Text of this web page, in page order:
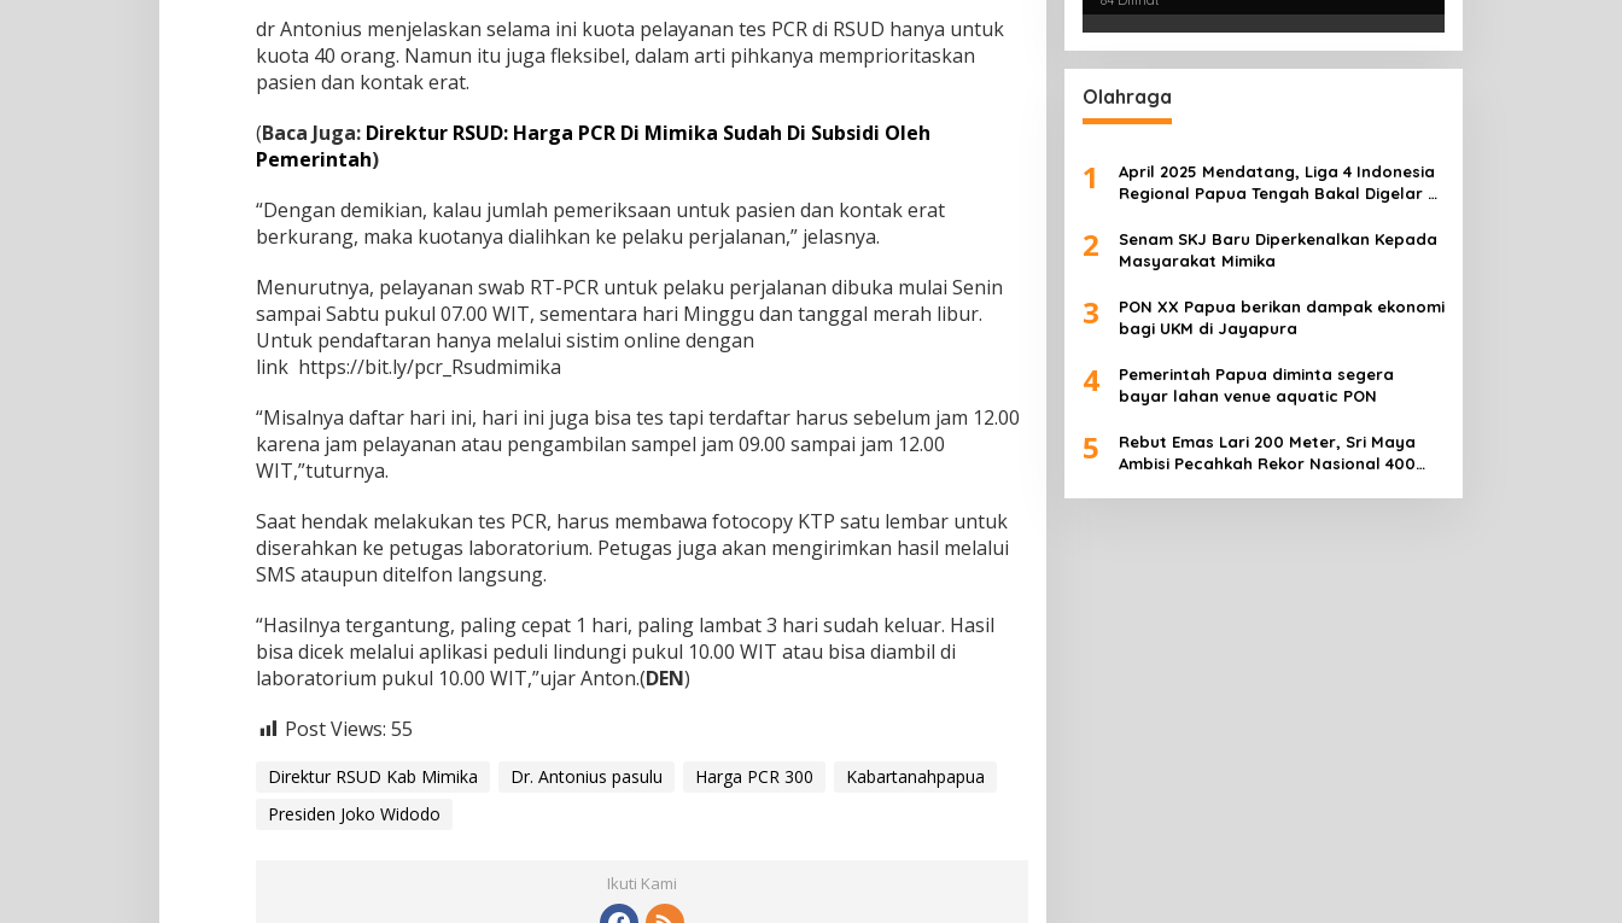
R
i
b
dr Antonius menjelaskan selama ini kuota pelayanan tes PCR di RSUD hanya untuk
kuota 40 orang. Namun itu juga fleksibel, dalam arti pihkanya memprioritaskan
pasien dan kontak erat.
(Baca Juga: Direktur RSUD: Harga PCR Di Mimika Sudah Di Subsidi Oleh
Pemerintah)
“Dengan demikian, kalau jumlah pemeriksaan untuk pasien dan kontak erat
berkurang, maka kuotanya dialihkan ke pelaku perjalanan,” jelasnya.
Menurutnya, pelayanan swab RT-PCR untuk pelaku perjalanan dibuka mulai Senin
sampai Sabtu pukul 07.00 WIT, sementara hari Minggu dan tanggal merah libur.
Untuk pendaftaran hanya melalui sistim online dengan
link https://bit.ly/pcr_Rsudmimika
“Misalnya daftar hari ini, hari ini juga bisa tes tapi terdaftar harus sebelum jam 12.00
karena jam pelayanan atau pengambilan sampel jam 09.00 sampai jam 12.00
WIT,”tuturnya.
Saat hendak melakukan tes PCR, harus membawa fotocopy KTP satu lembar untuk
diserahkan ke petugas laboratorium. Petugas juga akan mengirimkan hasil melalui
SMS ataupun ditelfon langsung.
“Hasilnya tergantung, paling cepat 1 hari, paling lambat 3 hari sudah keluar. Hasil
bisa dicek melalui aplikasi peduli lindungi pukul 10.00 WIT atau bisa diambil di
laboratorium pukul 10.00 WIT,”ujar Anton.(DEN)
Post Views: 55
Direktur RSUD Kab Mimika Dr. Antonius pasulu Harga PCR 300
Kabartanahpapua
Presiden Joko Widodo
Ikuti Kami
Olahraga
1
April 2025 Mendatang, Liga 4 Indonesia
Regional Papua Tengah Bakal Digelar di
2
Senam SKJ Baru Diperkenalkan Kepada
Masyarakat Mimika
3
PON XX Papua berikan dampak ekonomi
bagi UKM di Jayapura
4
Pemerintah Papua diminta segera
bayar lahan venue aquatic PON
5
Rebut Emas Lari 200 Meter, Sri Maya
Ambisi Pecahkah Rekor Nasional 400